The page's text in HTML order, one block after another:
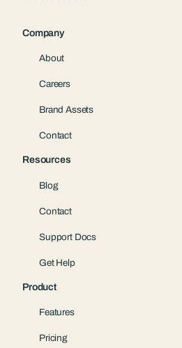
Company
About
Careers
Brand Assets
Contact
Resources
Blog
Contact
Support Docs
Get Help
Product
Features
Pricing